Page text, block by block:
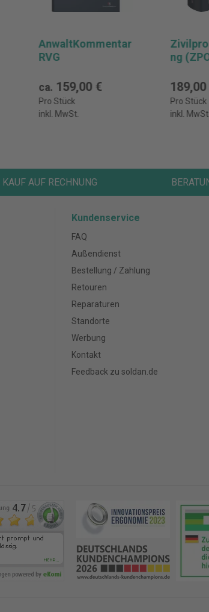
AnwaltKommentar
RVG
ca. 159,00 €
Pro Stück
inkl. MwSt.
ng
189,00
Pro Stück
inkl. MwSt.
KAUF AUF RECHNUNG
Kundenservice
FAQ
Außendienst
Bestellung / Zahlung
Retouren
Reparaturen
Standorte
Werbung
Kontakt
Feedback zu soldan.de